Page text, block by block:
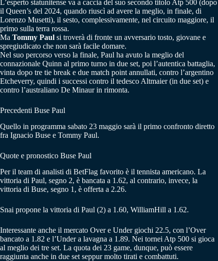
L’esperto statunitense va a caccia del suo secondo titolo Atp 500 (dopo
il Queen’s del 2024, quando riuscì ad avere la meglio, in finale, di
Lorenzo Musetti), il sesto, complessivamente, nel circuito maggiore, il
primo sulla terra rossa.
Ma Tommy Paul si troverà di fronte un avversario tosto, giovane e
spregiudicato che non sarà facile domare.
Nel suo percorso verso la finale, Paul ha avuto la meglio del
connazionale Quinn al primo turno in due set, poi l’autentica battaglia,
vinta dopo tre tie break e due match point annullati, contro l’argentino
Etcheverry, quindi i successi contro il tedesco Altmaier (in due set) e
contro l’australiano De Minaur in rimonta.
Precedenti Buse Paul
Quello in programma sabato 23 maggio sarà il primo confronto diretto
fra Ignacio Buse e Tommy Paul.
Quote e pronostico Buse Paul
Per il team di analisti di BetFlag favorito è il tennista americano. La
vittoria di Paul, segno 2, è bancata a 1.62, al contrario, invece, la
vittoria di Buse, segno 1, è offerta a 2.26.
Snai propone la vittoria di Paul (2) a 1.60, WilliamHill a 1.62.
Interessante anche il mercato Over e Under giochi 22.5, con l’Over
bancato a 1.82 e l’Under a lavagna a 1.89. Nei tornei Atp 500 si gioca
al meglio dei tre set. La quota dei 23 game, dunque, può essere
raggiunta anche in due set seppur molto tirati e combattuti.